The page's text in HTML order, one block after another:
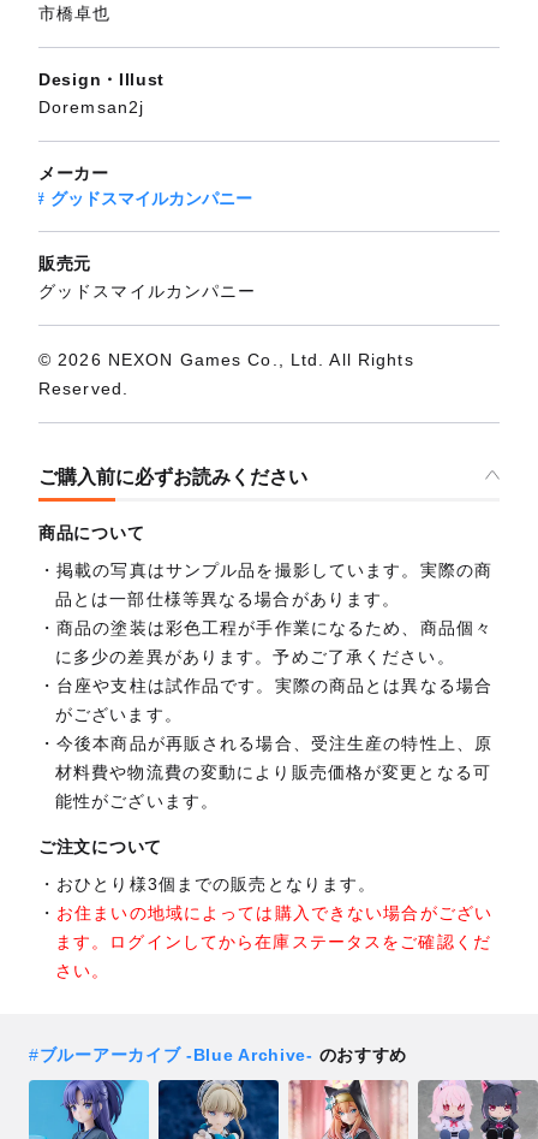
市橋卓也
Design・Illust
Doremsan2j
メーカー
グッドスマイルカンパニー
販売元
グッドスマイルカンパニー
© 2026 NEXON Games Co., Ltd. All Rights
Reserved.
ご購入前に必ずお読みください
商品について
掲載の写真はサンプル品を撮影しています。実際の商
品とは一部仕様等異なる場合があります。
商品の塗装は彩色工程が手作業になるため、商品個々
に多少の差異があります。予めご了承ください。
台座や支柱は試作品です。実際の商品とは異なる場合
がございます。
今後本商品が再販される場合、受注生産の特性上、原
材料費や物流費の変動により販売価格が変更となる可
能性がございます。
ご注文について
おひとり様3個までの販売となります。
お住まいの地域によっては購入できない場合がござい
ます。ログインしてから在庫ステータスをご確認くだ
さい。
#ブルーアーカイブ -Blue Archive- のおすすめ